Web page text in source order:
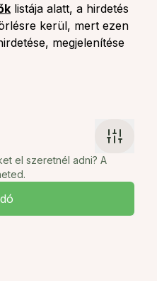
listája alatt, a hirdetés
kerül, mert ezen
megjelenítése
el szeretnél adni? A